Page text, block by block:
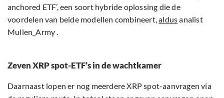
anchored ETF’, een soort hybride oplossing die de
voordelen van beide modellen combineert,aldusanalist
Mullen_Army .
Zeven XRP spot-ETF’s in de wachtkamer
Daarnaast lopen er nog meerdere XRP spot-aanvragen via